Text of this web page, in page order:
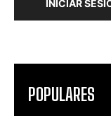
INICIAR
POPULARES